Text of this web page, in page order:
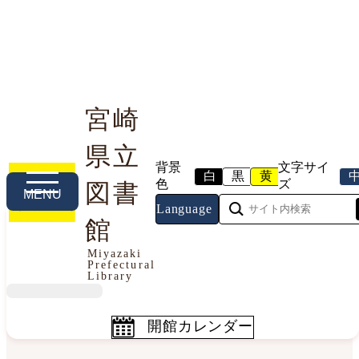
宮崎
県立
図書
館
Miyazaki
Prefectural
Library
背景
色
白 黒 黄
文字サイ
ズ
Language
MENU
利用案内 本や資料を探す 調べる・相談する
今日の開館情報
2026年8月6日（木曜日）
開館カレンダー